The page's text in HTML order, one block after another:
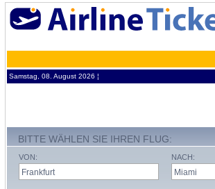
Samstag, 08. August 2026 ¦
BITTE WÄHLEN SIE IHREN FLUG:
VON: NACH: